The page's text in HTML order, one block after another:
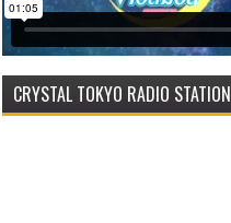
CRYSTAL TOKYO RADIO STATION